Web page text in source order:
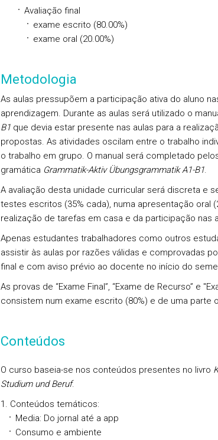
Avaliação final
exame escrito (80.00%)
exame oral (20.00%)
Metodologia
As aulas pressupõem a participação ativa do aluno
aprendizagem. Durante as aulas será utilizado o
B1que devia estar presente nas aulas para a
propostas. As atividades oscilam entre o trabalho
o trabalho em grupo. O manual será completado
gramática Grammatik-Aktiv Übungsgrammatik A1-B1.
A avaliação desta unidade curricular será discreta e
testes escritos (35% cada), numa apresentação oral
realização de tarefas em casa e da participação nas
Apenas estudantes trabalhadores como outros
assistir às aulas por razões válidas e comprovadas
final e com aviso prévio ao docente no início do
As provas de “Exame Final”, “Exame de Recurso” e
consistem num exame escrito (80%) e de uma parte
Conteúdos
O curso baseia-se nos conteúdos presentes no livro
Studium und Beruf.
Conteúdos temáticos:
Media: Do jornal até a app
Consumo e ambiente